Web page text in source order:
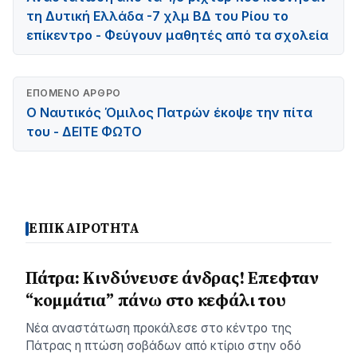
τη Δυτική Ελλάδα -7 χλμ ΒΔ του Ρίου το
επίκεντρο - Φεύγουν μαθητές από τα σχολεία
ΕΠΌΜΕΝΟ ΆΡΘΡΟ
O Ναυτικός Όμιλος Πατρών έκοψε την πίτα
του - ΔΕΙΤΕ ΦΩΤΟ
ΕΠΙΚΑΙΡΟΤΗΤΑ
Πάτρα: Κινδύνευσε άνδρας! Επεφταν
“κομμάτια” πάνω στο κεφάλι του
Νέα αναστάτωση προκάλεσε στο κέντρο της
Πάτρας η πτώση σοβάδων από κτίριο στην οδό